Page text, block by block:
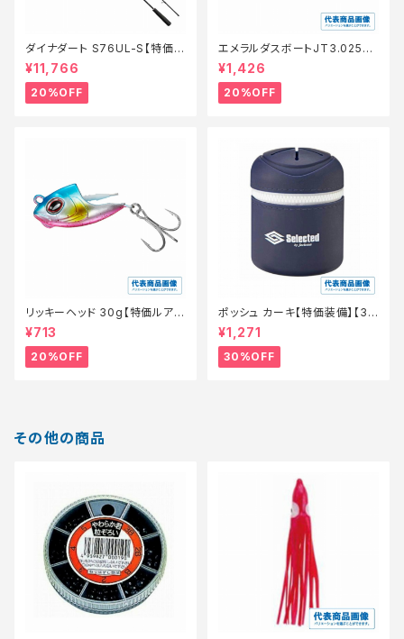
ダイナダート S76UL-S【特価ロ
ッド】【20】
¥11,766
20%OFF
エメラルダスボートJT3.025
【特価ルアー】【20】
¥1,426
20%OFF
リッキーヘッド 30g【特価ルア
ー】【20】
¥713
20%OFF
ポッシュ カーキ【特価装備】【3
0】
¥1,271
30%OFF
その他の商品